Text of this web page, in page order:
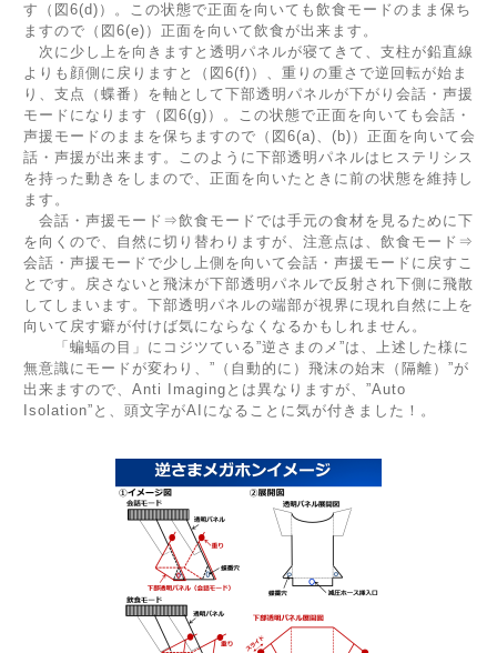
す（図6(d)）。この状態で正面を向いても飲食モードのまま保ち
ますので（図6(e)）正面を向いて飲食が出来ます。
次に少し上を向きますと透明パネルが寝てきて、支柱が鉛直線
よりも顔側に戻りますと（図6(f)）、重りの重さで逆回転が始ま
り、支点（蝶番）を軸として下部透明パネルが下がり会話・声援
モードになります（図6(g)）。この状態で正面を向いても会話・
声援モードのままを保ちますので（図6(a)、(b)）正面を向いて会
話・声援が出来ます。このように下部透明パネルはヒステリシス
を持った動きをしまので、正面を向いたときに前の状態を維持し
ます。
会話・声援モード⇒飲食モードでは手元の食材を見るために下
を向くので、自然に切り替わりますが、注意点は、飲食モード⇒
会話・声援モードで少し上側を向いて会話・声援モードに戻すこ
とです。戻さないと飛沫が下部透明パネルで反射され下側に飛散
してしまいます。下部透明パネルの端部が視界に現れ自然に上を
向いて戻す癖が付けば気にならなくなるかもしれません。
「蝙蝠の目」にコジツている”逆さまのメ”は、上述した様に
無意識にモードが変わり、”（自動的に）飛沫の始末（隔離）”が
出来ますので、Anti Imagingとは異なりますが、”Auto
Isolation”と、頭文字がAIになることに気が付きました！。